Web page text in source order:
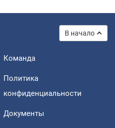
В начало
Команда
Политика
конфиденциальности
Документы